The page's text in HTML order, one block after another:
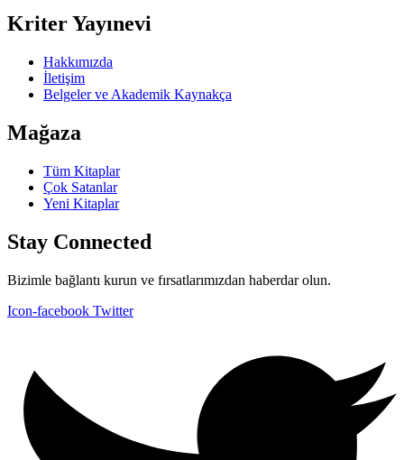
Kriter Yayınevi
Hakkımızda
İletişim
Belgeler ve Akademik Kaynakça
Mağaza
Tüm Kitaplar
Çok Satanlar
Yeni Kitaplar
Stay Connected
Bizimle bağlantı kurun ve fırsatlarımızdan haberdar olun.
Icon-facebook Twitter